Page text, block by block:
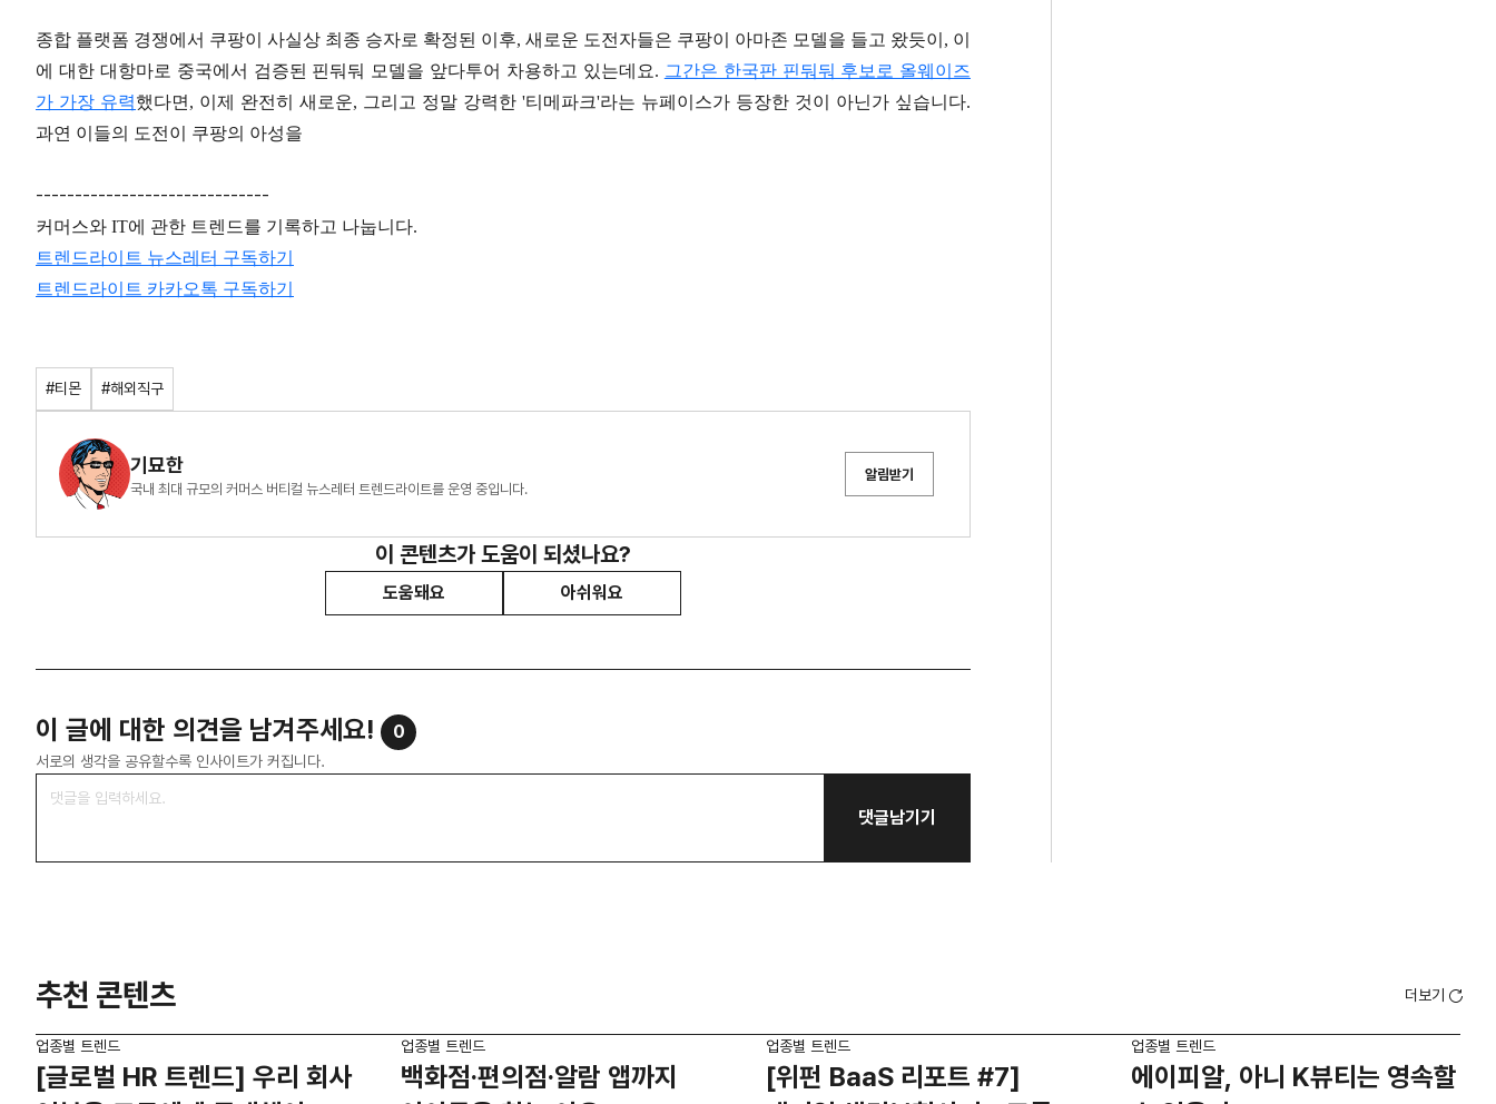
종합 플랫폼 경쟁에서 쿠팡이 사실상 최종 승자로 확정된 이후, 새로운 도전자들은 쿠팡이 아마존 모델을 들고 왔듯이, 이
에 대한 대항마로 중국에서 검증된 핀둬둬 모델을 앞다투어 차용하고 있는데요. 그간은 한국판 핀둬둬 후보로 올웨이즈
가 가장 유력했다면, 이제 완전히 새로운, 그리고 정말 강력한 '티메파크'라는 뉴페이스가 등장한 것이 아닌가 싶습니다.
과연 이들의 도전이 쿠팡의 아성을
------------------------------
커머스와 IT에 관한 트렌드를 기록하고 나눕니다.
트렌드라이트 뉴스레터 구독하기
트렌드라이트 카카오톡 구독하기
#티몬 #해외직구
기묘한
국내 최대 규모의 커머스 버티컬 뉴스레터 트렌드라이트를 운영 중입니다.
알림받기
이 콘텐츠가 도움이 되셨나요?
도움돼요 아쉬워요
이 글에 대한 의견을 남겨주세요! 0
서로의 생각을 공유할수록 인사이트가 커집니다.
댓글남기기
추천 콘텐츠 더보기
업종별 트렌드
[글로벌 HR 트렌드] 우리 회사
업종별 트렌드
백화점·편의점·알람 앱까지
업종별 트렌드
[위펀 BaaS 리포트 #7]
업종별 트렌드
에이피알, 아니 K뷰티는 영속할